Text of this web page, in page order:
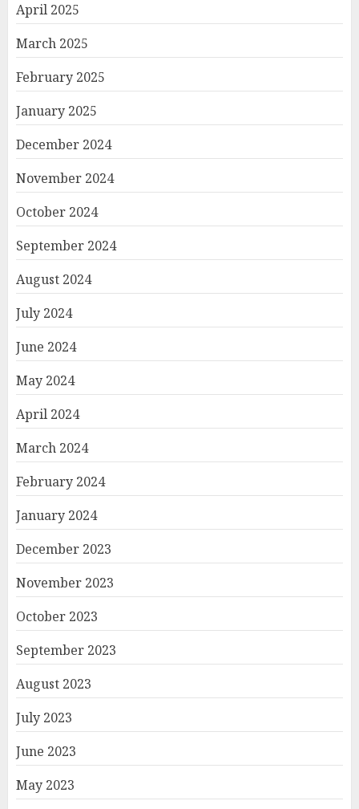
April 2025
March 2025
February 2025
January 2025
December 2024
November 2024
October 2024
September 2024
August 2024
July 2024
June 2024
May 2024
April 2024
March 2024
February 2024
January 2024
December 2023
November 2023
October 2023
September 2023
August 2023
July 2023
June 2023
May 2023